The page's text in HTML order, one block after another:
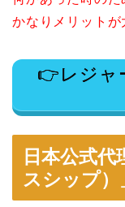
かなりメリットが
👉レジャ
日本公式
スシップ